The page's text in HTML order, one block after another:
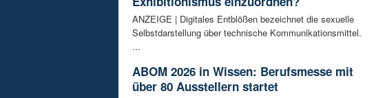
ANZEIGE | Digitales Entblößen bezeichnet die sexuelle
Selbstdarstellung über technische Kommunikationsmittel.
...
ABOM 2026 in Wissen: Berufsmesse mit
über 80 Ausstellern startet